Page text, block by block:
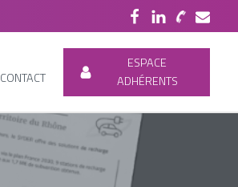
CONTACT
ESPACE
ADHÉRENTS